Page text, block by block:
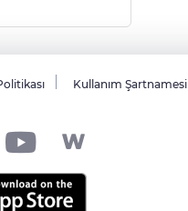
Kullanım Şartnamesi